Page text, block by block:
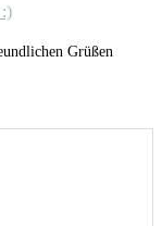
Grüßen